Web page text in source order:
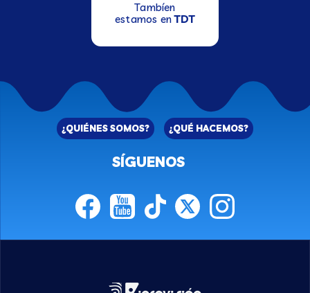
Tambíen
estamos enTDT
¿QUIÉNES SOMOS? ¿QUÉ HACEMOS?
SÍGUENOS